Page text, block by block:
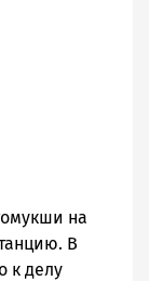
на
В
к делу